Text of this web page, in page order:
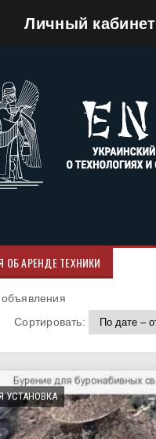
Личный кабинет
ОБ АРЕНДЕ ТЕХНИКИ
Сортировать:
УСТАНОВКА